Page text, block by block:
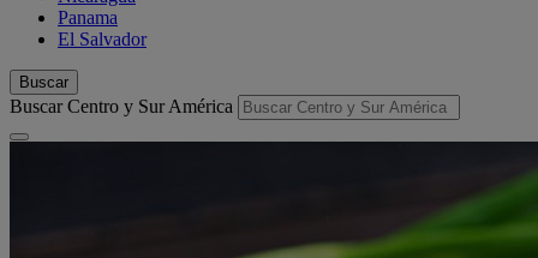
Panama
El Salvador
Buscar
Buscar Centro y Sur América